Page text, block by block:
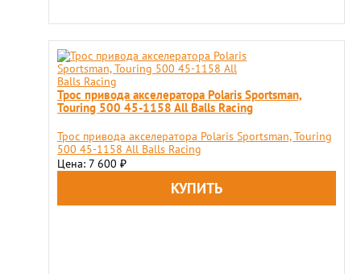
Трос привода акселератора Polaris Sportsman,
Touring 500 45-1158 All Balls Racing
Трос привода акселератора Polaris Sportsman, Touring
500 45-1158 All Balls Racing
Цена: 7 600 ₽